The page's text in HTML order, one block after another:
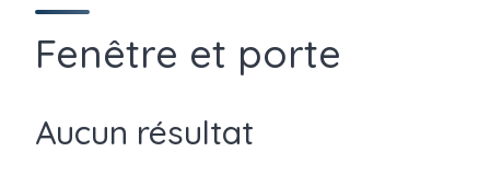
Fenêtre et porte
Aucun résultat